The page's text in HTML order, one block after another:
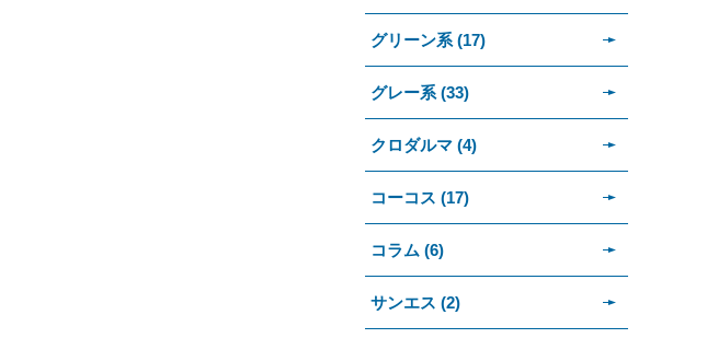
グリーン系 (17)
グレー系 (33)
クロダルマ (4)
コーコス (17)
コラム (6)
サンエス (2)